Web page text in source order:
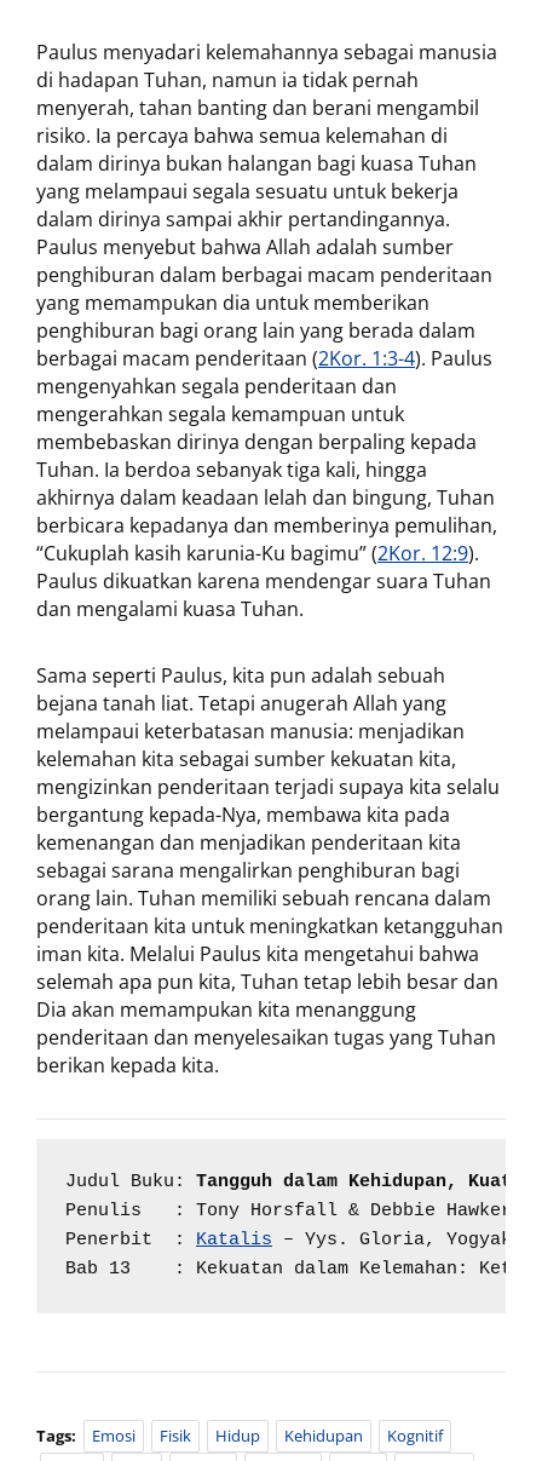
Paulus menyadari kelemahannya sebagai manusia
di hadapan Tuhan, namun ia tidak pernah
menyerah, tahan banting dan berani mengambil
risiko. Ia percaya bahwa semua kelemahan di
dalam dirinya bukan halangan bagi kuasa Tuhan
yang melampaui segala sesuatu untuk bekerja
dalam dirinya sampai akhir pertandingannya.
Paulus menyebut bahwa Allah adalah sumber
penghiburan dalam berbagai macam penderitaan
yang memampukan dia untuk memberikan
penghiburan bagi orang lain yang berada dalam
berbagai macam penderitaan (2Kor. 1:3-4). Paulus
mengenyahkan segala penderitaan dan
mengerahkan segala kemampuan untuk
membebaskan dirinya dengan berpaling kepada
Tuhan. Ia berdoa sebanyak tiga kali, hingga
akhirnya dalam keadaan lelah dan bingung, Tuhan
berbicara kepadanya dan memberinya pemulihan,
“Cukuplah kasih karunia-Ku bagimu” (2Kor. 12:9).
Paulus dikuatkan karena mendengar suara Tuhan
dan mengalami kuasa Tuhan.
Sama seperti Paulus, kita pun adalah sebuah
bejana tanah liat. Tetapi anugerah Allah yang
melampaui keterbatasan manusia: menjadikan
kelemahan kita sebagai sumber kekuatan kita,
mengizinkan penderitaan terjadi supaya kita selalu
bergantung kepada-Nya, membawa kita pada
kemenangan dan menjadikan penderitaan kita
sebagai sarana mengalirkan penghiburan bagi
orang lain. Tuhan memiliki sebuah rencana dalam
penderitaan kita untuk meningkatkan ketangguhan
iman kita. Melalui Paulus kita mengetahui bahwa
selemah apa pun kita, Tuhan tetap lebih besar dan
Dia akan memampukan kita menanggung
penderitaan dan menyelesaikan tugas yang Tuhan
berikan kepada kita.
Judul Buku: Tangguh dalam Kehidupan, Kuat
Penulis   : Tony Horsfall & Debbie Hawker
Penerbit  : Katalis – Yys. Gloria,
Bab 13    : Kekuatan dalam Kelemahan:
Tags: Emosi Fisik Hidup Kehidupan
Kognitif